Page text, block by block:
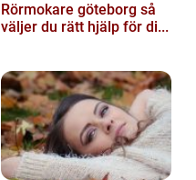
Rörmokare göteborg så
väljer du rätt hjälp för di...